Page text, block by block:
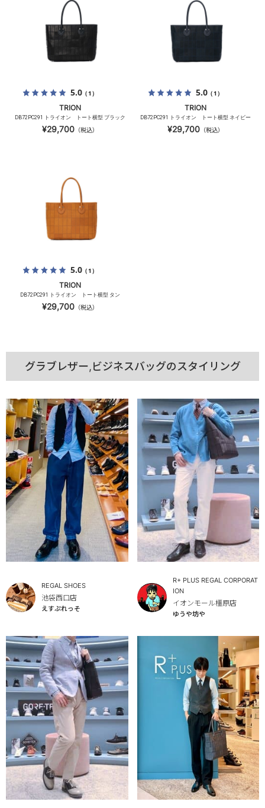
5.0（1）
TRION
DB72PC291 トライオン トート横型 ブラック
¥29,700（税込）
5.0（1）
TRION
DB72PC291 トライオン トート横型 ネイビー
¥29,700（税込）
5.0（1）
TRION
DB72PC291 トライオン トート横型 タン
¥29,700（税込）
グラブレザー,ビジネスバッグのスタイリング
REGAL SHOES
池袋西口店
えすぷれっそ
R+ PLUS REGAL CORPORAT
ION
イオンモール橿原店
ゆうや坊や